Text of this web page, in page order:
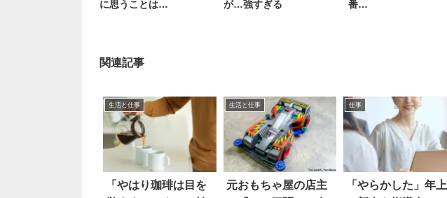
に思うことは…
が…強すぎる
番…
関連記事
生活と仕事
「やはり珈琲は目を
生活と仕事
元おもちゃ屋の店主
仕事
「やらかした」年上